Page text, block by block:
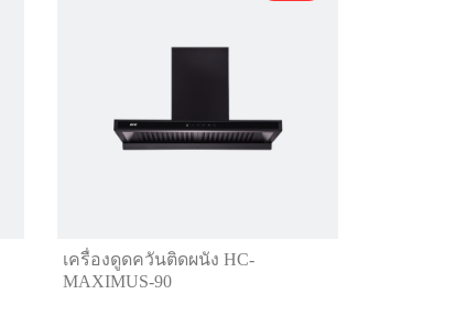
เครื่องดูดควันติดผนัง HC-
MAXIMUS-90